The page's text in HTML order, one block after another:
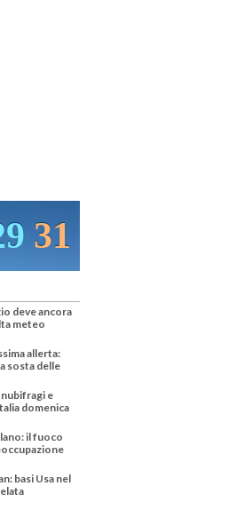
31
deve ancora
meteo
allerta:
sosta delle
e
domenica
il fuoco
basi Usa nel